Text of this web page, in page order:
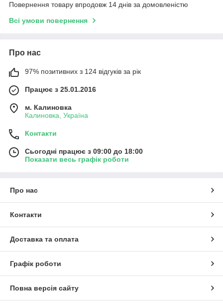
Повернення товару впродовж 14 днів за домовленістю
Всі умови повернення
Про нас
97% позитивних з 124 відгуків за рік
Працює з 25.01.2016
м. Калиновка
Калиновка, Україна
Контакти
Сьогодні працює з 09:00 до 18:00
Показати весь графік роботи
Про нас
Контакти
Доставка та оплата
Графік роботи
Повна версія сайту